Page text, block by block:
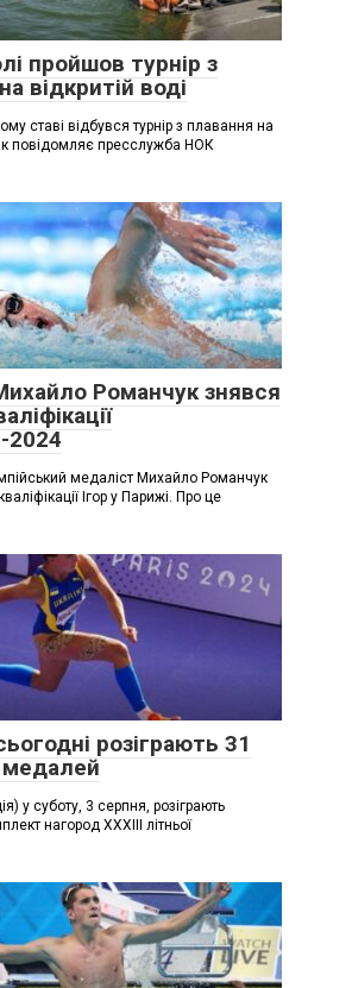
пройшов турнір з
відкритій воді
ставі відбувся турнір з плавання на
повідомляє пресслужба НОК
Романчук знявся
2024
медаліст Михайло Романчук
Ігор у Парижі. Про це
розіграють 31
у суботу, 3 серпня, розіграють
нагород ХХХІІІ літньої